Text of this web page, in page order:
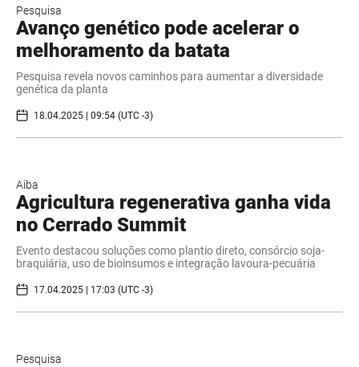
Pesquisa
Avanço genético pode acelerar o
melhoramento da batata
Pesquisa revela novos caminhos para aumentar a diversidade
genética da planta
18.04.2025 | 09:54 (UTC -3)
Aiba
Agricultura regenerativa ganha vida
no Cerrado Summit
Evento destacou soluções como plantio direto, consórcio soja-
braquiária, uso de bioinsumos e integração lavoura-pecuária
17.04.2025 | 17:03 (UTC -3)
Pesquisa